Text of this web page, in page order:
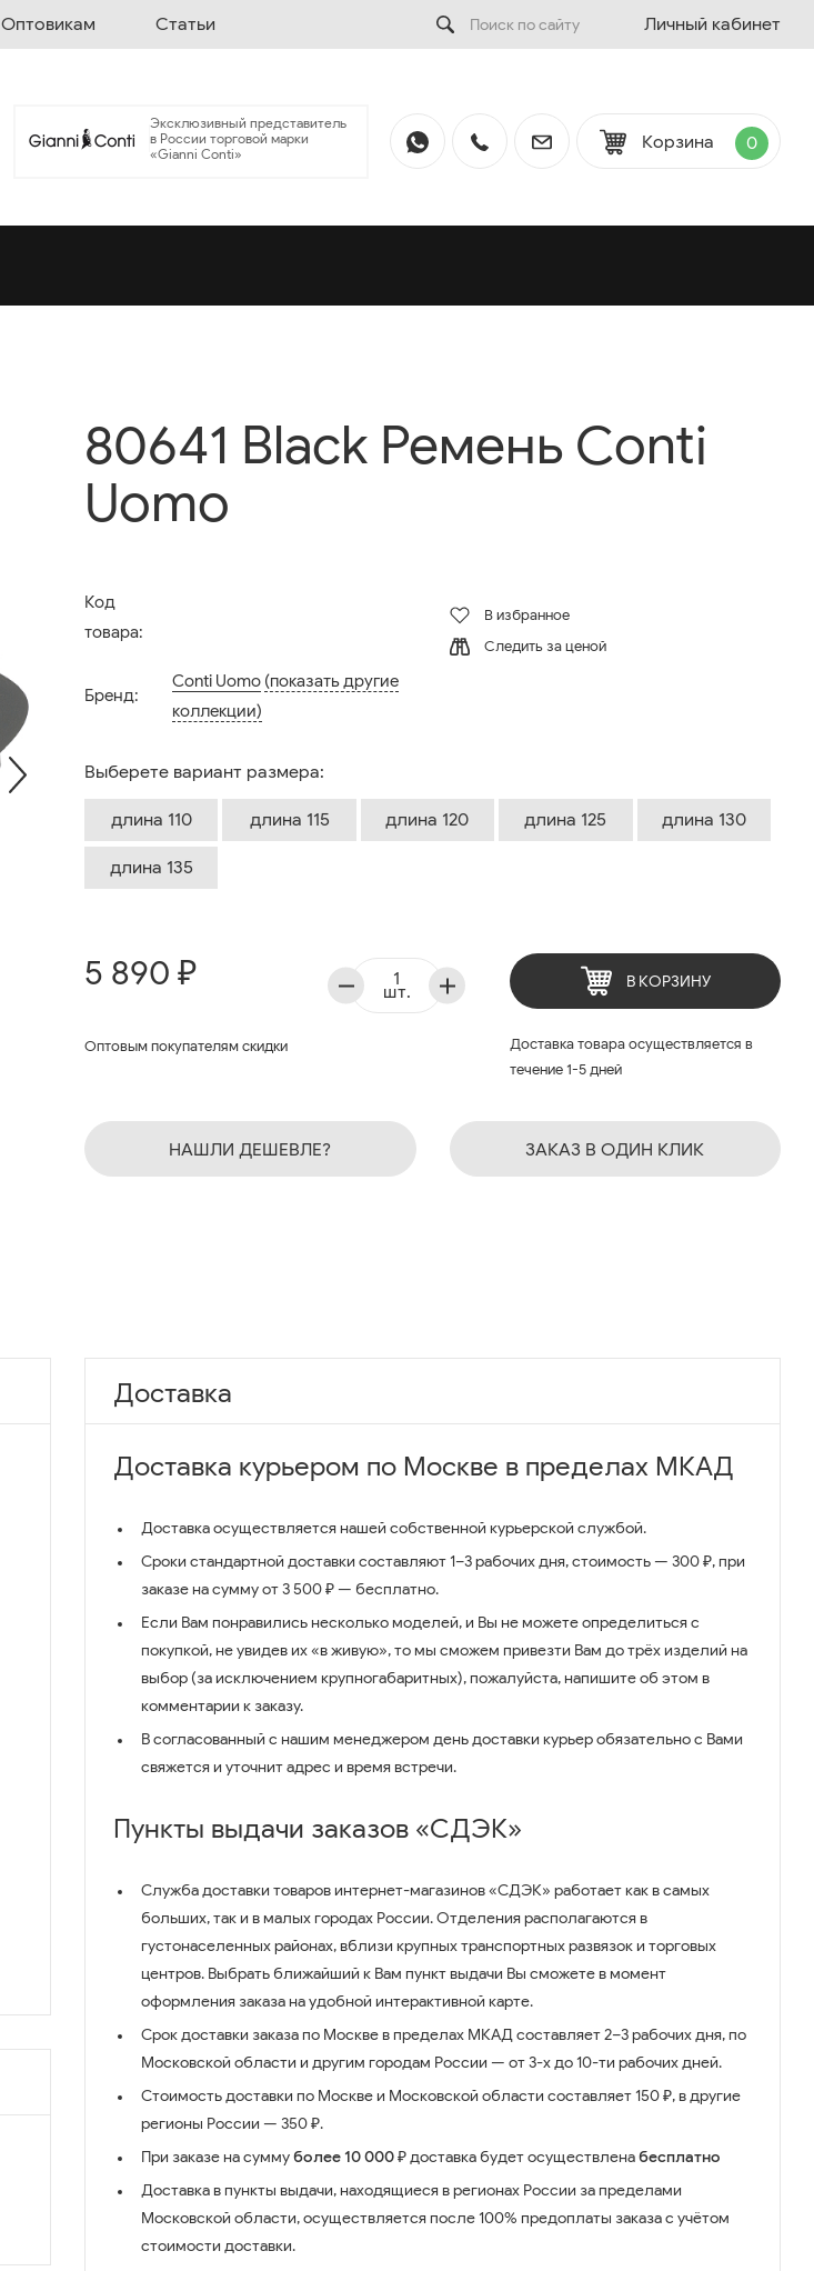
Оптовикам Статьи Личный кабинет
Эксклюзивный представитель
в России торговой марки
«Gianni Conti»
Корзина 0
80641 Black Ремень Conti
Uomo
Код
товара:
Бренд:
Conti Uomo (показать другие
коллекции)
В избранное
Следить за ценой
Выберете вариант размера:
длина 110 длина 115 длина 120 длина 125 длина 130
длина 135
5 890 ₽
Оптовым покупателям скидки
шт. В КОРЗИНУ
Доставка товара осуществляется в
течение 1-5 дней
НАШЛИ ДЕШЕВЛЕ? ЗАКАЗ В ОДИН КЛИК
Доставка
Доставка курьером по Москве в пределах МКАД
Доставка осуществляется нашей собственной курьерской службой.
Сроки стандартной доставки составляют 1–3 рабочих дня, стоимость — 300 ₽, при
заказе на сумму от 3 500 ₽ — бесплатно.
Если Вам понравились несколько моделей, и Вы не можете определиться с
покупкой, не увидев их «в живую», то мы сможем привезти Вам до трёх изделий на
выбор (за исключением крупногабаритных), пожалуйста, напишите об этом в
комментарии к заказу.
В согласованный с нашим менеджером день доставки курьер обязательно с Вами
свяжется и уточнит адрес и время встречи.
Пункты выдачи заказов «СДЭК»
Служба доставки товаров интернет-магазинов «СДЭК» работает как в самых
больших, так и в малых городах России. Отделения располагаются в
густонаселенных районах, вблизи крупных транспортных развязок и торговых
центров. Выбрать ближайший к Вам пункт выдачи Вы сможете в момент
оформления заказа на удобной интерактивной карте.
Срок доставки заказа по Москве в пределах МКАД составляет 2–3 рабочих дня, по
Московской области и другим городам России — от 3-х до 10-ти рабочих дней.
Стоимость доставки по Москве и Московской области составляет 150 ₽, в другие
регионы России — 350 ₽.
При заказе на суммуболее 10 000 ₽доставка будет осуществленабесплатно
Доставка в пункты выдачи, находящиеся в регионах России за пределами
Московской области, осуществляется после 100% предоплаты заказа с учётом
стоимости доставки.